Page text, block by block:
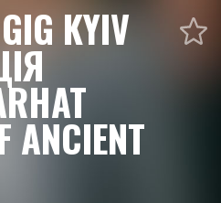
KYIV
ANCIENT